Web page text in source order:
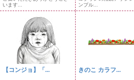
います...
ンプル...
【コンジョ】「... きのこ カラフ...